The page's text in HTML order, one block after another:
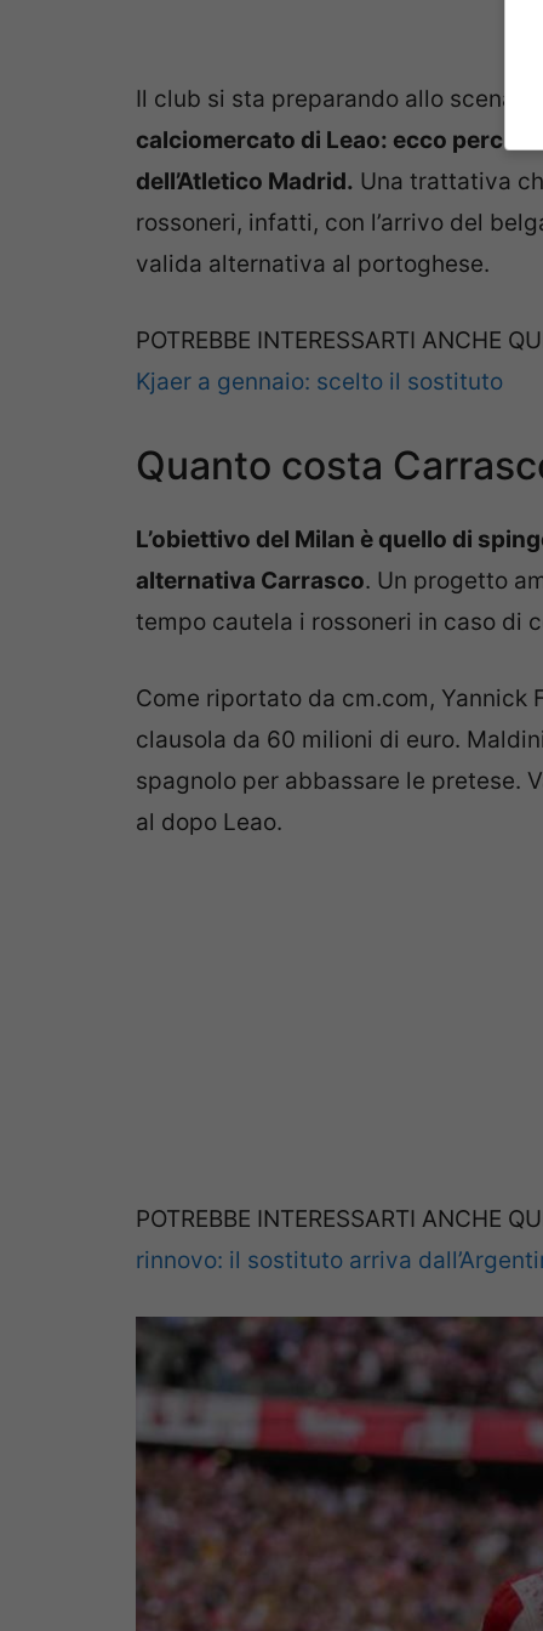
Il club si sta preparando allo scenario
calciomercato di Leao: ecco perché
dell’Atletico Madrid. Una trattativa
rossoneri, infatti, con l’arrivo del
valida alternativa al portoghese.
POTREBBE INTERESSARTI ANCHE
Kjaer a gennaio: scelto il sostituto
Quanto costa
L’obiettivo del Milan è quello di
alternativa Carrasco. Un progetto
tempo cautela i rossoneri in caso di
Come riportato da cm.com, Yannick
clausola da 60 milioni di euro.
spagnolo per abbassare le pretese.
al dopo Leao.
POTREBBE INTERESSARTI ANCHE
rinnovo: il sostituto arriva